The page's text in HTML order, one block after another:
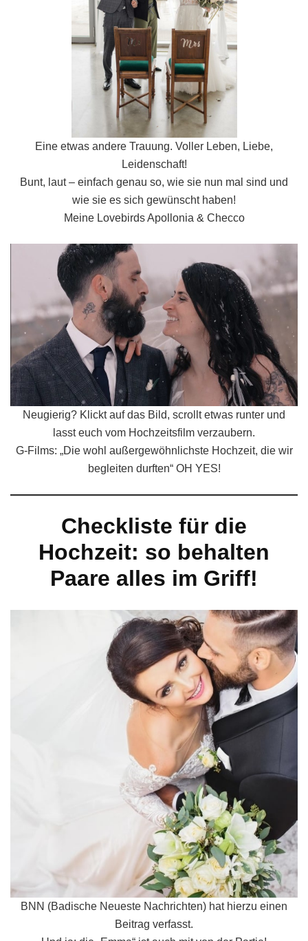
Eine etwas andere Trauung. Voller Leben, Liebe,
Leidenschaft!
Bunt, laut – einfach genau so, wie sie nun mal sind und
wie sie es sich gewünscht haben!
Meine Lovebirds Apollonia & Checco
Neugierig? Klickt auf das Bild, scrollt etwas runter und
lasst euch vom Hochzeitsfilm verzaubern.
G-Films: „Die wohl außergewöhnlichste Hochzeit, die wir
begleiten durften“ OH YES!
Checkliste für die
Hochzeit: so behalten
Paare alles im Griff!
BNN (Badische Neueste Nachrichten) hat hierzu einen
Beitrag verfasst.